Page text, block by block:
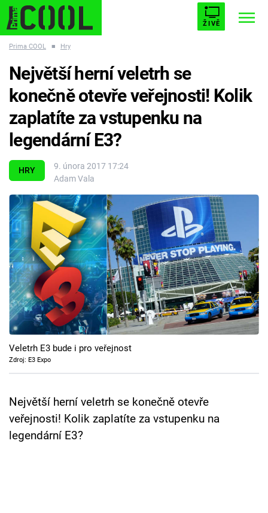
ŽIVĚ
ESCAPE PLNEJ KOTEL AVENGERS 5
Témata
Filmy
Seriály
Hry
Cool Esport
Pořady
TV Program
Přihlášení
Prima COOL ■ Hry
HRY
9. února 2017 17:24
Adam Vala
Největší herní veletrh se
konečně otevře veřejnosti! Kolik
zaplatíte za vstupenku na
legendární E3?
Veletrh E3 bude i pro veřejnost
Zdroj: E3 Expo
Největší herní veletrh se konečně otevře
veřejnosti! Kolik zaplatíte za vstupenku na
legendární E3?